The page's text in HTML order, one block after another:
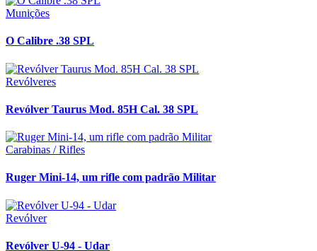
Munições
O Calibre .38 SPL
Revólveres
Revólver Taurus Mod. 85H Cal. 38 SPL
Carabinas / Rifles
Ruger Mini-14, um rifle com padrão Militar
Revólver
Revólver U-94 - Udar